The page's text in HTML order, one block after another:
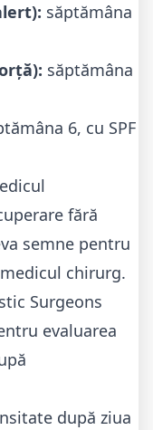
săptămâna
săptămâna
6, cu SPF
fără
semne pentru
chirurg.
Surgeons
evaluarea
după ziua